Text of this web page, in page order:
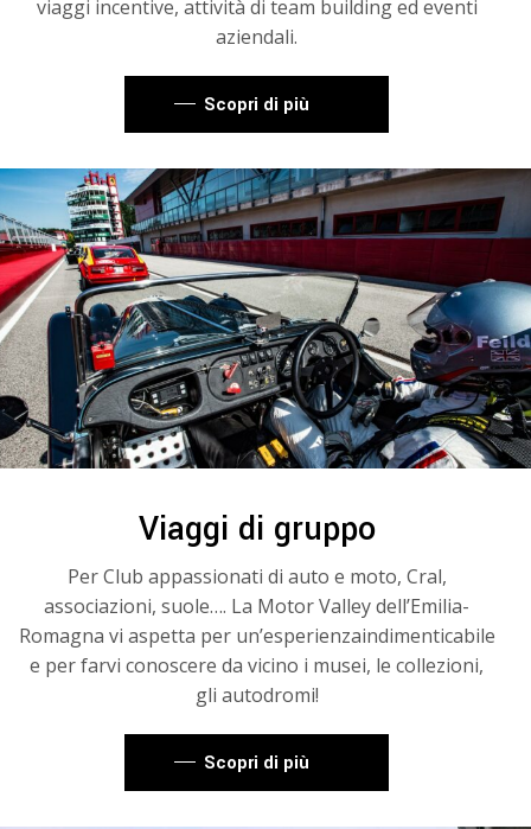
viaggi incentive, attività di team building ed eventi
aziendali.
Scopri di più
Viaggi di gruppo
Per Club appassionati di auto e moto, Cral,
associazioni, suole…. La Motor Valley dell’Emilia-
Romagna vi aspetta per un’esperienzaindimenticabile
e per farvi conoscere da vicino i musei, le collezioni,
gli autodromi!
Scopri di più